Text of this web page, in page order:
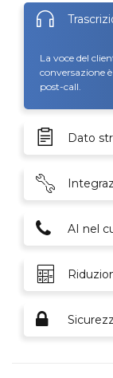
La voce del
conversazione
post-call.
Dato
AI nel